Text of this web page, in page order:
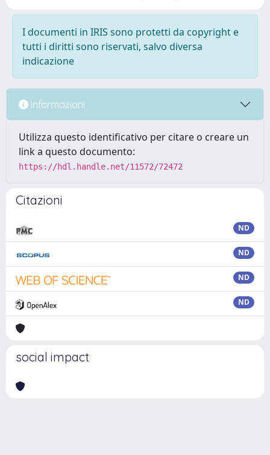
I documenti in IRIS sono protetti da copyright e
tutti i diritti sono riservati, salvo diversa
indicazione
Informazioni
Utilizza questo identificativo per citare o creare un
link a questo documento:
https://hdl.handle.net/11572/72472
Citazioni
ND
ND
ND
ND
social impact